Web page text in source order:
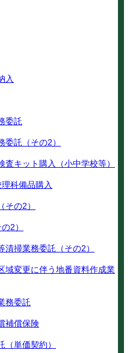
入
委託
託（その2）
キット購入（小中学校等）
科備品購入
の2）
2）
掃業務委託（その2）
域変更に伴う地番資料作成業
務委託
補償保険
（単価契約）